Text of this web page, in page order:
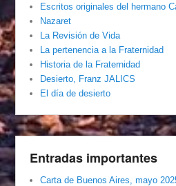
Escritos originales del hermano
Nazaret
La Revisión de Vida
La pertenencia a la Fraternidad
Historia de la Fraternidad
Desierto, Franz JALICS
El día de desierto
Entradas importantes
Carta de Buenos Aires, mayo